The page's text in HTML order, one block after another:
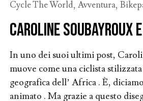
Cycle The World, Avventura,
Caroline Soubayroux
In uno dei suoi ultimi post,
muove come una ciclista
geografica dell’ Africa . È,
animato . Ma grazie a questo